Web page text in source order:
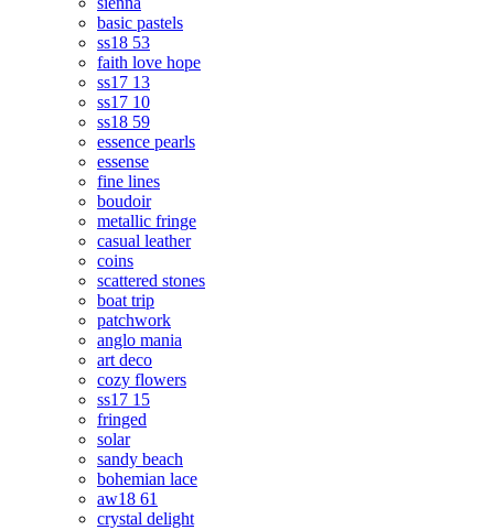
basic pastels
ss18 53
faith love hope
ss17 13
ss17 10
ss18 59
essence pearls
essense
fine lines
boudoir
metallic fringe
casual leather
coins
scattered stones
boat trip
patchwork
anglo mania
art deco
cozy flowers
ss17 15
fringed
solar
sandy beach
bohemian lace
aw18 61
crystal delight